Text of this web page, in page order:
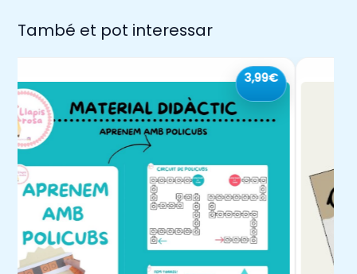
També et pot interessar
3,99€